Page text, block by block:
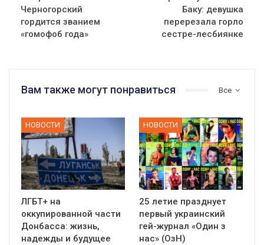
Черногорский
гордится званием
«гомофоб года»
Баку: девушка
перерезала горло
сестре-лесбиянке
Все
Вам также могут понравиться
НОВОСТИ
ЛГБТ+ на
оккупированной части
Донбасса: жизнь,
надежды и будущее
НОВОСТИ
25 летие празднует
первый украинский
гей-журнал «Один з
нас» (ОзН)